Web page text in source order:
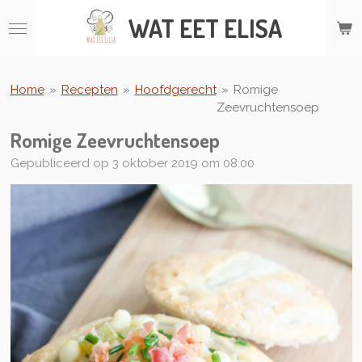
direct
hoofdinhoud
WAT EET ELISA
Home » Recepten » Hoofdgerecht » Romige
Zeevruchtensoep
Romige Zeevruchtensoep
Gepubliceerd op 3 oktober 2019 om 08:00